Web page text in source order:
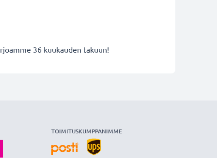
36 kuukauden takuun!
TOIMITUSKUMPPANIMME